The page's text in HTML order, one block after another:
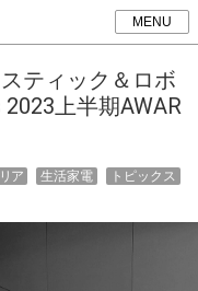
MENU
ティック＆ロボ
上半期AWAR
トピックス
生活家電
ア